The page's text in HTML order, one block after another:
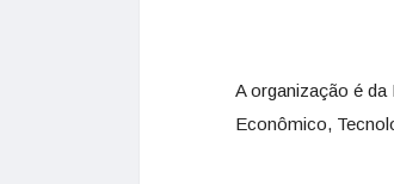
A organização é
Econômico,